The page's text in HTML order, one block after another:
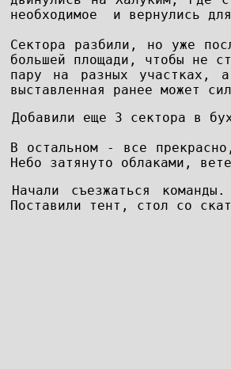
необходимое и вернулись
Сектора разбили, но уже
большей площади, чтобы не
пару на разных участках,
выставленная ранее может
Добавили еще 3 сектора в
В остальном - все
Небо затянуто облаками,
Начали съезжаться
Поставили тент, стол со